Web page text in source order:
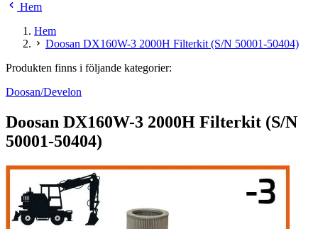
Hem
Hem
Doosan DX160W-3 2000H Filterkit (S/N 50001-50404)
Produkten finns i följande kategorier:
Doosan/Develon
Doosan DX160W-3 2000H Filterkit (S/N
50001-50404)